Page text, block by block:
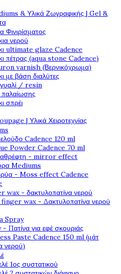
& Υλικά Ζωγραφικής | Gel &
Φινιρίσματος
νερού
ultimate glaze Cadence
πέτρας (aqua stone Cadence)
varnish (Βερνικόχρωμα)
με βάση διαλύτες
/ resin
παλαίωσης
σπρέι
| Υλικά Χειροτεχνίας
Cadence 120 ml
Powder Cadence 70 ml
- mirror effect
Mediums
- Moss effect Cadence
wax - δακτυλοπατίνα νερού
wax - Δακτυλοπατίνα νερού
Spray
Πατίνα για εφέ σκουριάς
Paste Cadence 150 ml (μάτ
νερού)
1ος συστατικού